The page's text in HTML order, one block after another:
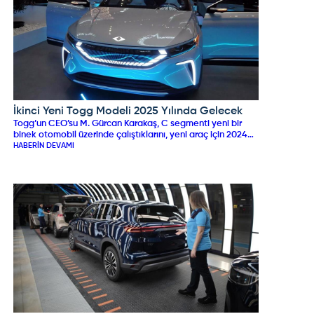
TOGG
İkinci Yeni Togg Modeli 2025 Yılında Gelecek
Togg’un CEO’su M. Gürcan Karakaş, C segmenti yeni bir
binek otomobil üzerinde çalıştıklarını, yeni araç için 2024
yılının sonuna doğru tasarımının tamamlanması, 2025 yılının
HABERIN DEVAMI